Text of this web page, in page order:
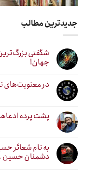
جدیدترین مطالب
شگفتی
جهان!
در معنویت‌های
پشت پرده
به نام شعائر
دشمنان حسین